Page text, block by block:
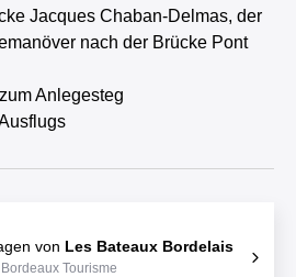
Jacques Chaban-Delmas, der
nach der Brücke Pont
Anlegesteg
von Les Bateaux Bordelais
Tourisme